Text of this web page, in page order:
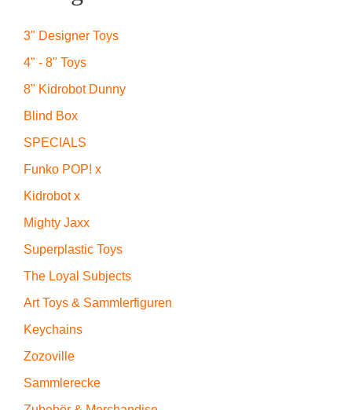
3" Designer Toys
4" - 8" Toys
8" Kidrobot Dunny
Blind Box
SPECIALS
Funko POP! x
Kidrobot x
Mighty Jaxx
Superplastic Toys
The Loyal Subjects
Art Toys & Sammlerfiguren
Keychains
Zozoville
Sammlerecke